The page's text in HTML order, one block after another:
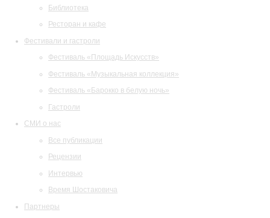
Библиотека
Ресторан и кафе
Фестивали и гастроли
Фестиваль «Площадь Искусств»
Фестиваль «Музыкальная коллекция»
Фестиваль «Барокко в белую ночь»
Гастроли
СМИ о нас
Все публикации
Рецензии
Интервью
Время Шостаковича
Партнеры